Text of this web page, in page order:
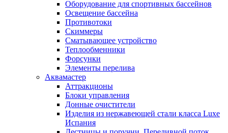
Оборудование для спортивных бассейнов
Освещение бассейна
Противотоки
Скиммеры
Сматывающее устройство
Теплообменники
Форсунки
Элементы перелива
Аквамастер
Аттракционы
Блоки управления
Донные очистители
Изделия из нержавеющей стали класса Luxe
Испания